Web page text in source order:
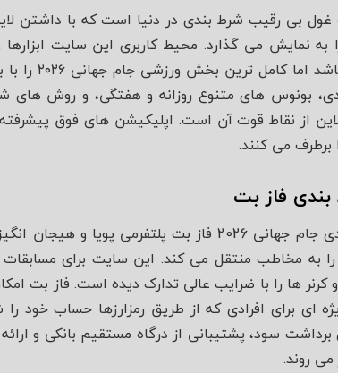
بی‌ رقیب شرط‌ بندی در دنیا است که با داشتن
به نمایش می‌ گذارد. محیط کاربری این سایت
کمی
بونوس‌ های متنوع روزانه و هفتگی، و روش‌ های
برطرف می‌ کنند.
فاز بت
سایت شرط بندی جام جهانی 2026 فاز بت
کرنر ها را با ضرایب عالی تدارک دیده است. فاز بت
ای برای افرادی که از طریق رمز‌ارزها حساب خود
سود، پشتیبانی از درگاه مستقیم بانکی و
روند.